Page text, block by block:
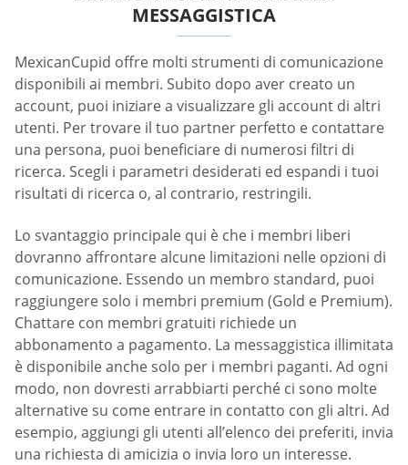
MESSAGGISTICA
MexicanCupid offre molti strumenti di comunicazione
disponibili ai membri. Subito dopo aver creato un
account, puoi iniziare a visualizzare gli account di altri
utenti. Per trovare il tuo partner perfetto e contattare
una persona, puoi beneficiare di numerosi filtri di
ricerca. Scegli i parametri desiderati ed espandi i tuoi
risultati di ricerca o, al contrario, restringili.
Lo svantaggio principale qui è che i membri liberi
dovranno affrontare alcune limitazioni nelle opzioni di
comunicazione. Essendo un membro standard, puoi
raggiungere solo i membri premium (Gold e Premium).
Chattare con membri gratuiti richiede un
abbonamento a pagamento. La messaggistica illimitata
è disponibile anche solo per i membri paganti. Ad ogni
modo, non dovresti arrabbiarti perché ci sono molte
alternative su come entrare in contatto con gli altri. Ad
esempio, aggiungi gli utenti all’elenco dei preferiti, invia
una richiesta di amicizia o invia loro un interesse.